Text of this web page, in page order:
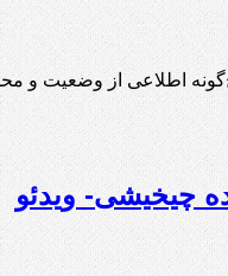
شده و از آن زمان تاکنون
چیخیشی- ویدئو